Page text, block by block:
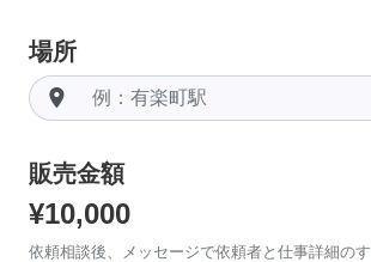
場所
room
販売金額
¥10,000
依頼相談後、メッセージで依頼者と仕事詳細の